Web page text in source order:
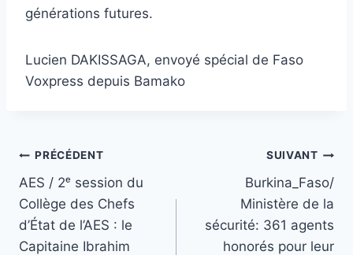
générations futures.
Lucien DAKISSAGA, envoyé spécial de Faso
Voxpress depuis Bamako
Navigation
de
l’article
PRÉCÉDENT
AES / 2ᵉ session du
Collège des Chefs
d’État de l’AES : le
Capitaine Ibrahim
SUIVANT
Burkina_Faso/
Ministère de la
sécurité: 361 agents
honorés pour leur